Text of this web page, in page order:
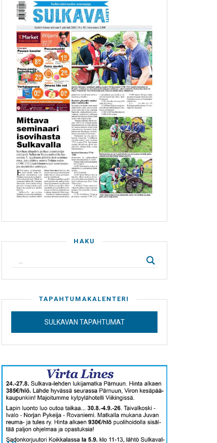
HAKU
TAPAHTUMAKALENTERI
SULKAVAN TAPAHTUMAT